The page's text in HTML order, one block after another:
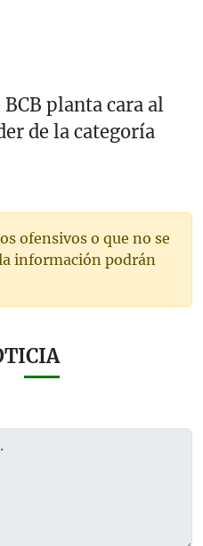
BCB planta cara al
de la categoría
ofensivos o que no se
información podrán